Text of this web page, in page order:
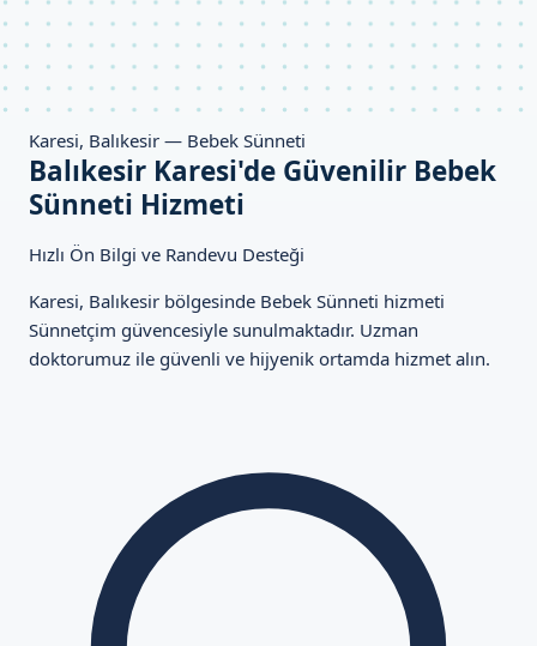
Karesi, Balıkesir — Bebek Sünneti
Balıkesir Karesi'de Güvenilir Bebek
Sünneti Hizmeti
Hızlı Ön Bilgi ve Randevu Desteği
Karesi, Balıkesir bölgesinde Bebek Sünneti hizmeti
Sünnetçim güvencesiyle sunulmaktadır. Uzman
doktorumuz ile güvenli ve hijyenik ortamda hizmet alın.